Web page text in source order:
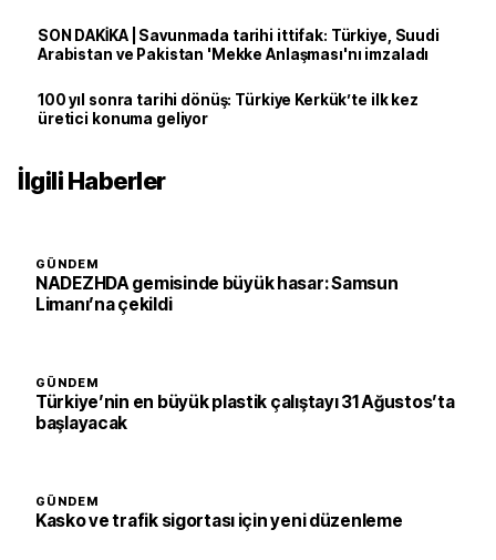
SON DAKİKA | Savunmada tarihi ittifak: Türkiye, Suudi
Arabistan ve Pakistan 'Mekke Anlaşması'nı imzaladı
100 yıl sonra tarihi dönüş: Türkiye Kerkük’te ilk kez
üretici konuma geliyor
İlgili Haberler
GÜNDEM
NADEZHDA gemisinde büyük hasar: Samsun
Limanı’na çekildi
GÜNDEM
Türkiye’nin en büyük plastik çalıştayı 31 Ağustos’ta
başlayacak
GÜNDEM
Kasko ve trafik sigortası için yeni düzenleme